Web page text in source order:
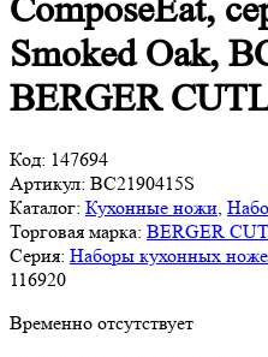
ComposeEat,
Smoked Oak,
BERGER
Код: 147694
Артикул: BC2190415S
Каталог: Кухонные ножи
Торговая марка: BERGER
Серия: Наборы кухонных
116920
Временно отсутствует